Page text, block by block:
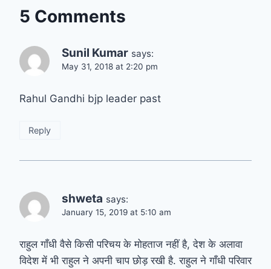
5 Comments
Sunil Kumar says:
May 31, 2018 at 2:20 pm
Rahul Gandhi bjp leader past
Reply
shweta says:
January 15, 2019 at 5:10 am
राहुल गाँधी वैसे किसी परिचय के मोहताज नहीं है, देश के अलावा
विदेश में भी राहुल ने अपनी चाप छोड़ रखी है. राहुल ने गाँधी परिवार